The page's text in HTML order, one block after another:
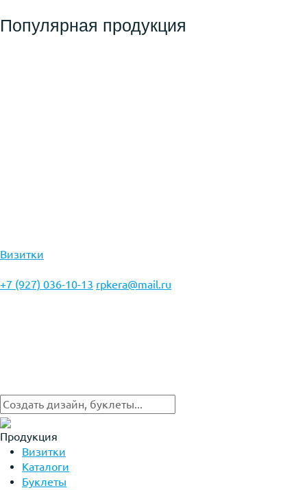
Популярная продукция
Визитки
+7 (927) 036-10-13 rpkera@mail.ru
Продукция
Визитки
Каталоги
Буклеты